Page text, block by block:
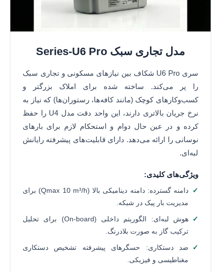
مدل تجاری سبک Series-U6 Pro
سری U6 Pro شکاف بین نیازهای مسکونی و تجاری سبک
را پر می‌کند. ساخته شده برای املاک بزرگتر و
کسب‌وکارهای کوچک (مانند کافه‌ها، رستوران‌ها) که نیاز به
نرخ جریان بالاتری دارند، این واحد دقت مدل U4 را حفظ
کرده و در عین حال دوام و استحکام لازم برای بارهای
نوسانی را ارائه می‌دهد. دارای قابلیت‌های پیشرفته رایانش
لبه‌ای.
ویژگی‌های کلیدی:
دامنه گسترده: دامنه دینامیکی بالا (Qmax 10 m³/h) برای
مدیریت بار پیک در شبکه.
هوش لبه‌ای: الگوریتم داخلی (On-board) برای تحلیل
ترکیب گاز به صورت بلادرنگ.
ضد دستکاری: حسگرهای پیشرفته تشخیص دستکاری
مغناطیسی و فیزیکی.